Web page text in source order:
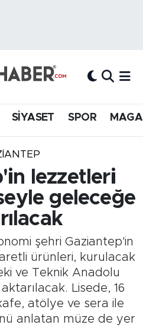
SİYASET SPOR
lezzetleri
geleceğe
şehri Gaziantep'in
ürünleri, kurulacak
ve Teknik Anadolu
Lisede, 16
atölye ve sera ile
anlatan müze de yer
ve Fikstür